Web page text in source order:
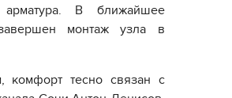
арматура. В ближайшее
монтаж узла в
комфорт тесно связан с